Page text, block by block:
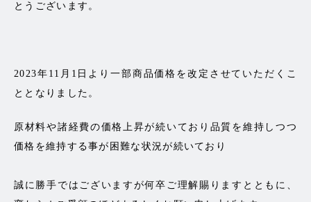
とうございます。
2023年11月1日より一部商品価格を改定させていただくこ
ととなりました。
原材料や諸経費の価格上昇が続いており品質を維持しつつ
価格を維持する事が困難な状況が続いており
誠に勝手ではございますが何卒ご理解賜りますとともに、